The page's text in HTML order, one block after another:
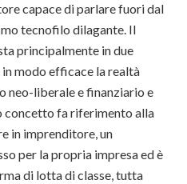
capace di parlare fuori dal
tecnofilo dilagante. Il
principalmente in due
modo efficace la realtà
neo-liberale e finanziario e
concetto fa riferimento alla
in imprenditore, un
per la propria impresa ed è
di lotta di classe, tutta